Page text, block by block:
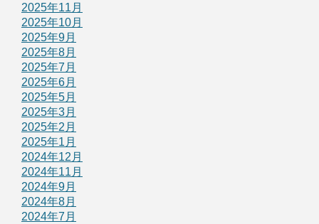
2025年11月
2025年10月
2025年9月
2025年8月
2025年7月
2025年6月
2025年5月
2025年3月
2025年2月
2025年1月
2024年12月
2024年11月
2024年9月
2024年8月
2024年7月